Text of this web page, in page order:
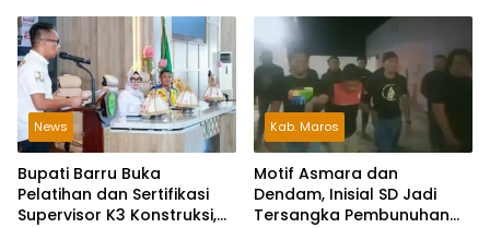
Indonesia dan Bahasa
Daerah
News
Bupati Barru Buka
Pelatihan dan Sertifikasi
Supervisor K3 Konstruksi,
Kab. Maros
Motif Asmara dan
Dendam, Inisial SD Jadi
Tersangka Pembunuhan